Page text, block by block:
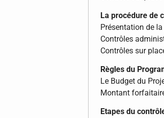
La procédure de
Présentation de
Contrôles
Contrôles sur
Règles du
Le Budget du
Montant
Etapes du